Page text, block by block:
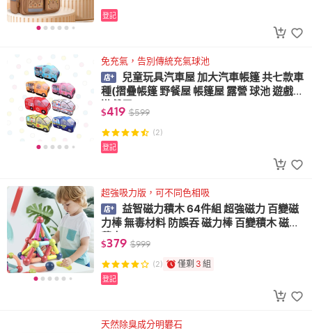
登記
免充氣，告別傳統充氣球池
兒童玩具汽車屋 加大汽車帳篷 共七款車
種(摺疊帳篷 野餐屋 帳篷屋 露營 球池 遊戲帳
遊戲屋)
$419 $599
(2)
登記
超強吸力版，可不同色相吸
益智磁力積木 64件組 超強磁力 百變磁
力棒 無毒材料 防誤吞 磁力棒 百變積木 磁鐵
積木
$379 $999
(2) 僅剩 3 組
登記
天然除臭成分明礬石